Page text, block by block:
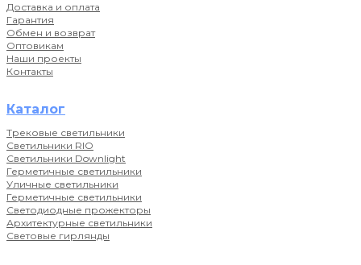
Доставка и оплата
Гарантия
Обмен и возврат
Оптовикам
Наши проекты
Контакты
Каталог
Трековые светильники
Светильники RIO
Светильники Downlight
Герметичные светильники
Уличные светильники
Герметичные светильники
Светодиодные прожекторы
Архитектурные светильники
Световые гирлянды